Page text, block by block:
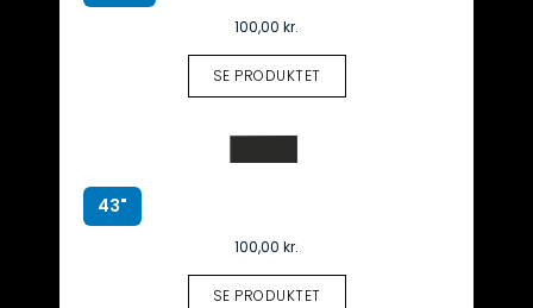
100,00 kr.
SE PRODUKTET
43"
100,00 kr.
SE PRODUKTET